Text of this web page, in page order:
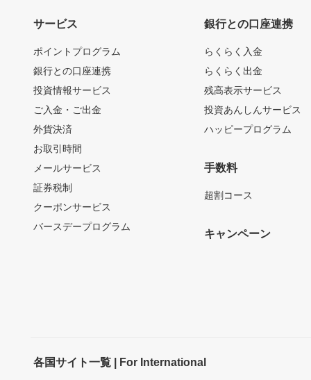
サービス
ポイントプログラム
銀行との口座連携
投資情報サービス
ご入金・ご出金
外貨決済
お取引時間
メールサービス
証券税制
クーポンサービス
バースデープログラム
銀行との口座連携
らくらく入金
らくらく出金
残高表示サービス
投資あんしんサービス
ハッピープログラム
手数料
超割コース
キャンペーン
各国サイト一覧 | For International